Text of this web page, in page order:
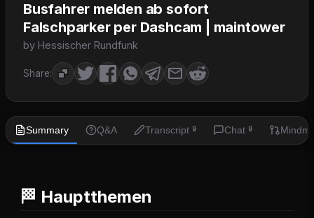
Busfahrer melden ab sofort
Falschparker per Dashcam | maintower
by Hessischer Rundfunk
Share:
Summary Q&A Transcript 🔒 Chat 🔒
🏁 Hauptthemen